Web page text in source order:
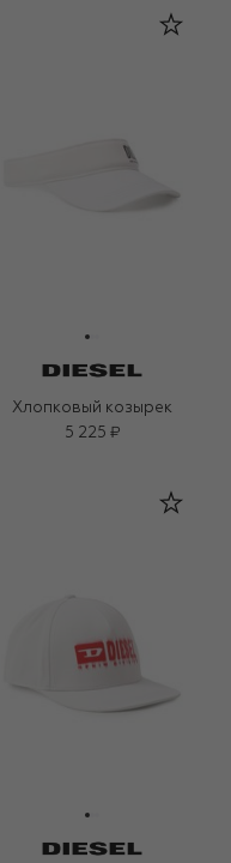
Хлопковый козырек
5 225 ₽